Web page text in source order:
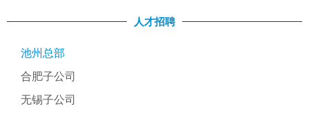
人才招聘
池州总部
合肥子公司
无锡子公司